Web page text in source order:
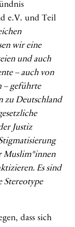
e.V. und Teil
wir eine
und auch
– auch von
– geführte
zu Deutschland
Justiz
Muslim*innen
Es sind
Stereotype
dass sich